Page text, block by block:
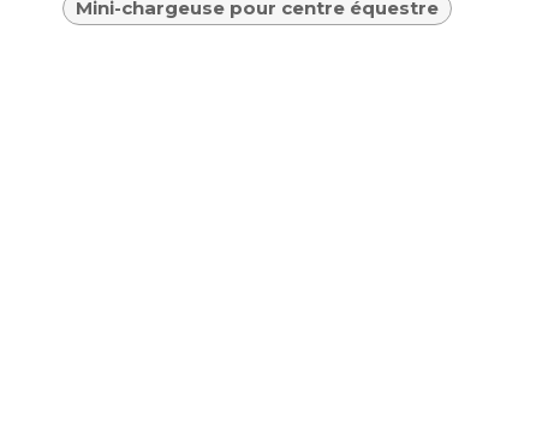
Mini-chargeuse pour centre équestre